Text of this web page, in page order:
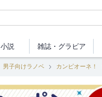
小説 雑誌・ グラビア
男子向けラノベ カンピオーネ！